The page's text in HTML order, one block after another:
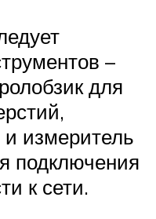
–
для
и измеритель
подключения
к сети.